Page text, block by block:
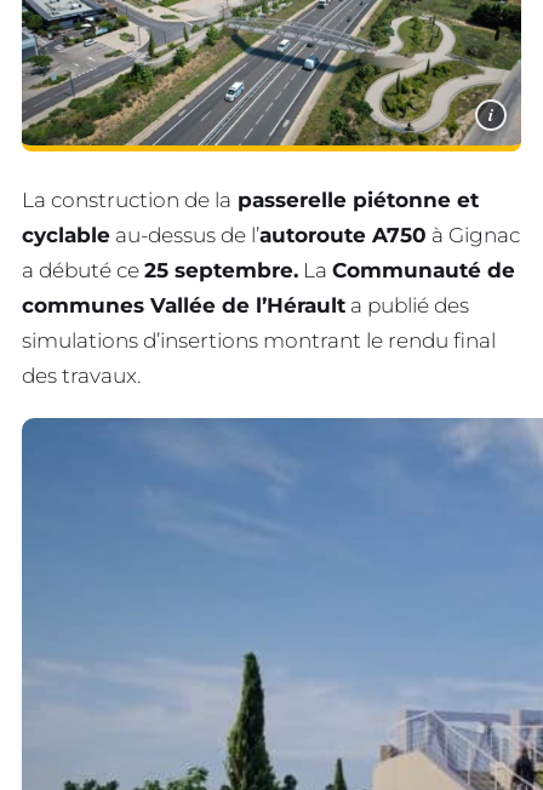
i
La construction de la passerelle piétonne et
cyclable au-dessus de l’autoroute A750 à Gignac
a débuté ce 25 septembre. La Communauté de
communes Vallée de l’Hérault a publié des
simulations d’insertions montrant le rendu final
des travaux.